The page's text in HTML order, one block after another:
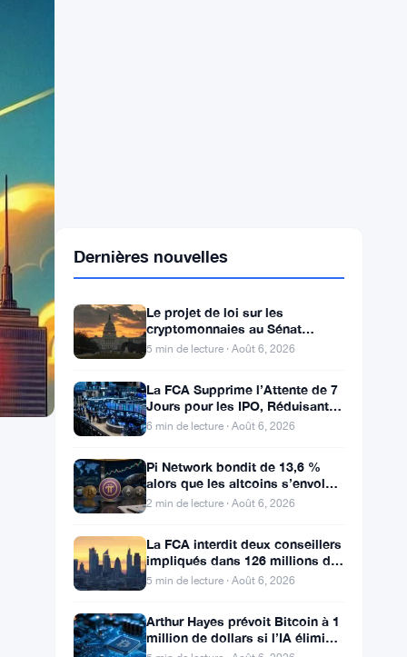
Le projet de loi sur les
bloqué avant la pause, l’éthique
et le FBI s’opposent
5 min de lecture · Août 6, 2026
La FCA Supprime l’Attente de 7
les Coûts des Cotations au
Royaume-Uni
6 min de lecture · Août 6, 2026